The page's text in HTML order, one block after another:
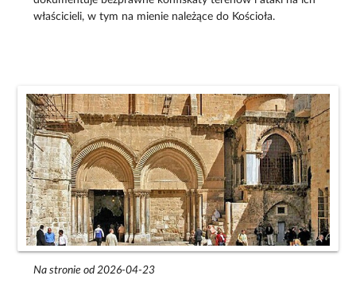
właścicieli, w tym na mienie należące do Kościoła.
Na stronie od 2026-04-23